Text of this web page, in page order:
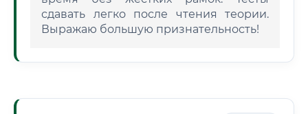
сдавать легко после чтения теории.
Выражаю большую признательность!